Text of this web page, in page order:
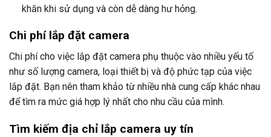
khăn khi sử dụng và còn dễ dàng hư hỏng.
Chi phí lắp đặt camera
Chi phí cho việc lắp đặt camera phụ thuộc vào nhiều yếu tố
như số lượng camera, loại thiết bị và độ phức tạp của việc
lắp đặt. Bạn nên tham khảo từ nhiều nhà cung cấp khác nhau
để tìm ra mức giá hợp lý nhất cho nhu cầu của mình.
Tìm kiếm địa chỉ lắp camera uy tín